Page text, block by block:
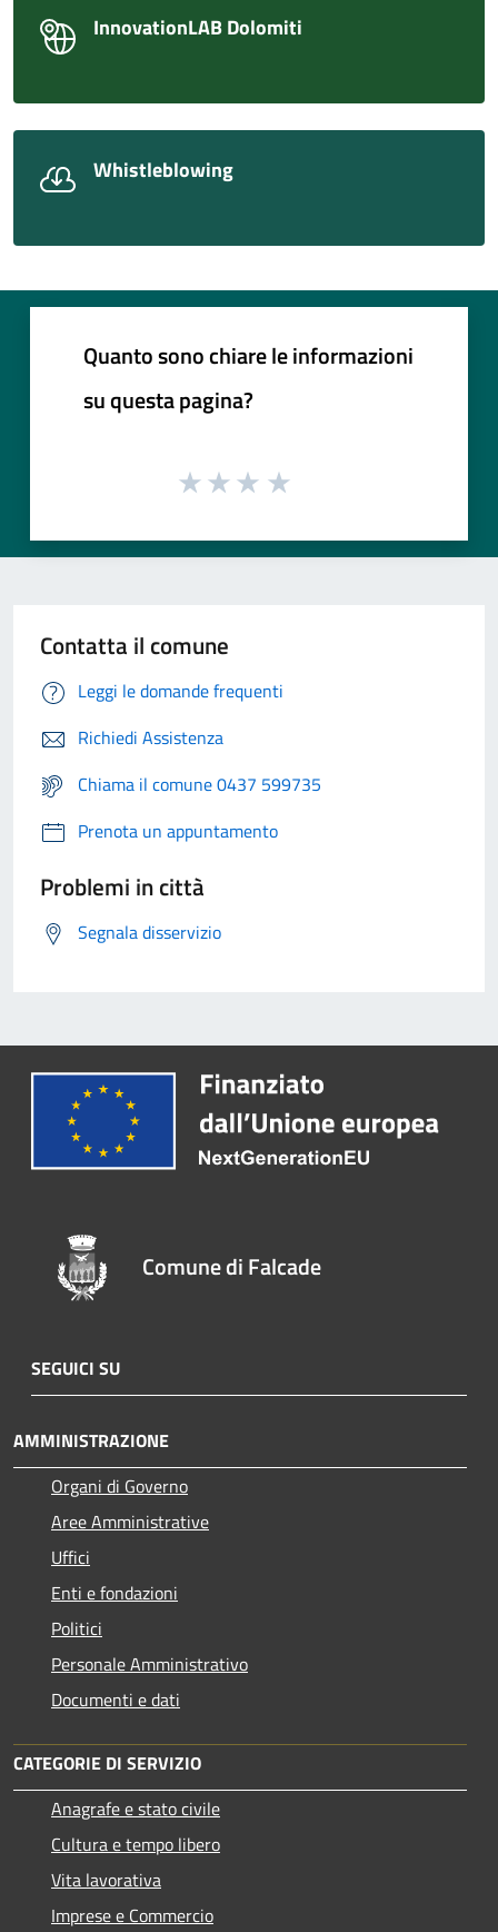
InnovationLAB Dolomiti
Whistleblowing
Quanto sono chiare le informazioni
su questa pagina?
Contatta il comune
Leggi le domande frequenti
Richiedi Assistenza
Chiama il comune 0437 599735
Prenota un appuntamento
Problemi in città
Segnala disservizio
Comune di Falcade
SEGUICI SU
AMMINISTRAZIONE
Organi di Governo
Aree Amministrative
Uffici
Enti e fondazioni
Politici
Personale Amministrativo
Documenti e dati
CATEGORIE DI SERVIZIO
Anagrafe e stato civile
Cultura e tempo libero
Vita lavorativa
Imprese e Commercio